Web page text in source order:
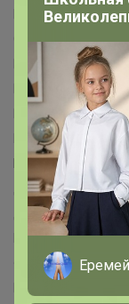
EUROGOLD™
Grace Dance™
Happy Valley™
KAFTAN™
Keep
Maclay™
Magistro™
MINSA™
MIST™
Банная забава™
Дарим Красиво™
Доброе здоровье™
Командор™
Фабрика счастья™
ErichKrause™